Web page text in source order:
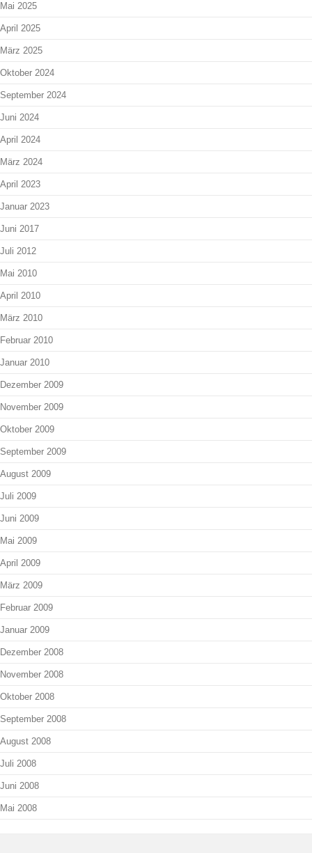
Mai 2025
April 2025
März 2025
Oktober 2024
September 2024
Juni 2024
April 2024
März 2024
April 2023
Januar 2023
Juni 2017
Juli 2012
Mai 2010
April 2010
März 2010
Februar 2010
Januar 2010
Dezember 2009
November 2009
Oktober 2009
September 2009
August 2009
Juli 2009
Juni 2009
Mai 2009
April 2009
März 2009
Februar 2009
Januar 2009
Dezember 2008
November 2008
Oktober 2008
September 2008
August 2008
Juli 2008
Juni 2008
Mai 2008